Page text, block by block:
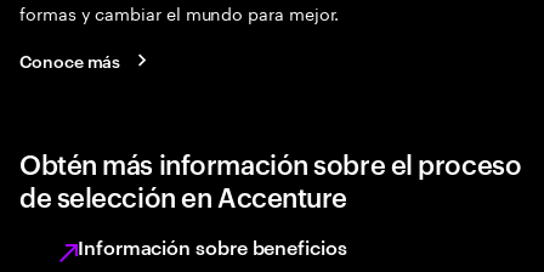
formas y cambiar el mundo para mejor.
Conoce más
Obtén más información sobre el proceso
de selección en Accenture
Información sobre beneficios